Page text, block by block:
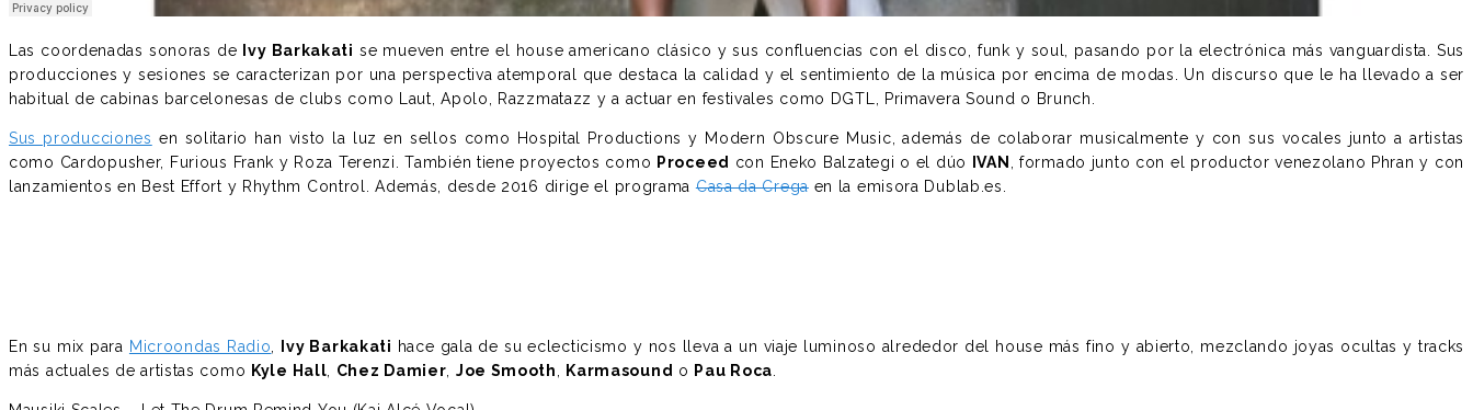
Las coordenadas sonoras de Ivy Barkakati se mueven entre el house americano clásico y sus confluencias con el disco, funk y soul, pasando por la electrónica más vanguardista. Sus
producciones y sesiones se caracterizan por una perspectiva atemporal que destaca la calidad y el sentimiento de la música por encima de modas. Un discurso que le ha llevado a ser
habitual de cabinas barcelonesas de clubs como Laut, Apolo, Razzmatazz y a actuar en festivales como DGTL, Primavera Sound o Brunch.
Sus producciones en solitario han visto la luz en sellos como Hospital Productions y Modern Obscure Music, además de colaborar musicalmente y con sus vocales junto a artistas
como Cardopusher, Furious Frank y Roza Terenzi. También tiene proyectos como Proceed con Eneko Balzategi o el dúo IVAN
, formado junto con el productor venezolano Phran y con
lanzamientos en Best Effort y Rhythm Control. Además, desde 2016 dirige el programaCasa da Cregaen la emisora Dublab.es.
En su mix para Microondas Radio Ivy Barkakati hace gala de su eclecticismo y nos lleva a un viaje luminoso alrededor del house más fino y abierto, mezclando joyas ocultas y tracks
más actuales de artistas como Kyle Hall Chez Damier Joe Smooth Karmasound o Pau Roca